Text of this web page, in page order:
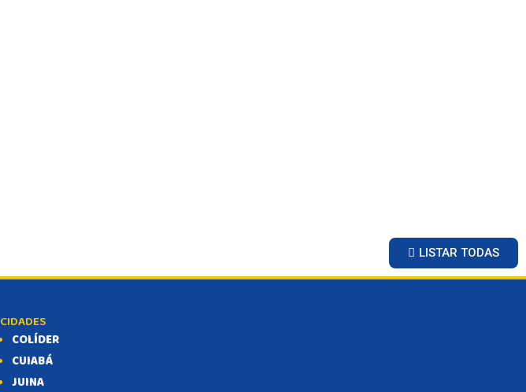
LISTAR TODAS
CIDADES
COLÍDER
CUIABÁ
JUINA